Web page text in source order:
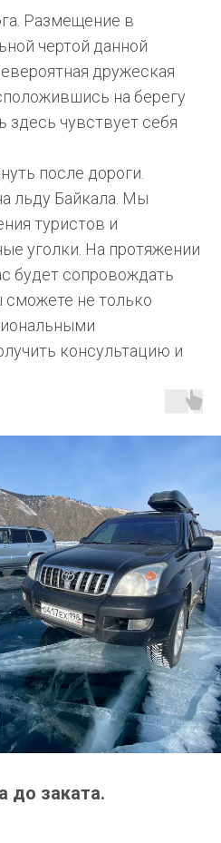
Размещение в
чертой данной
дружеская
на берегу
здесь чувствует себя
после дороги.
льду Байкала. Мы
туристов и
уголки. На протяжении
будет сопровождать
не только
консультацию и
до заката.